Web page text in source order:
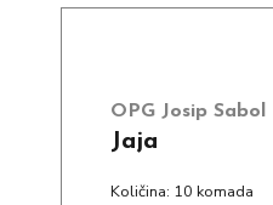
OPG Josip Sabol
Jaja
Količina: 10 komada